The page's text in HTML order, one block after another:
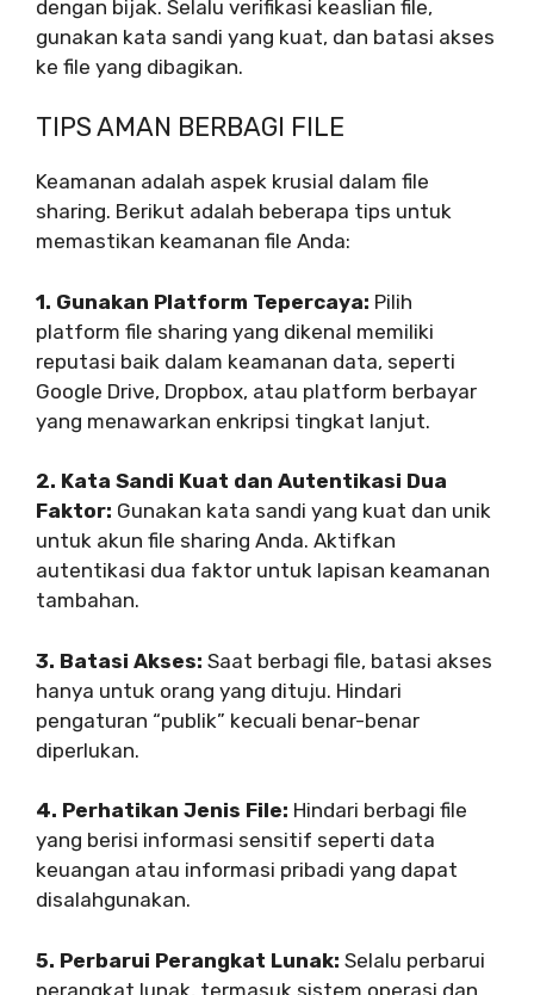
dengan bijak. Selalu verifikasi keaslian file,
gunakan kata sandi yang kuat, dan batasi akses
ke file yang dibagikan.
TIPS AMAN BERBAGI FILE
Keamanan adalah aspek krusial dalam file
sharing. Berikut adalah beberapa tips untuk
memastikan keamanan file Anda:
1. Gunakan Platform Tepercaya: Pilih
platform file sharing yang dikenal memiliki
reputasi baik dalam keamanan data, seperti
Google Drive, Dropbox, atau platform berbayar
yang menawarkan enkripsi tingkat lanjut.
2. Kata Sandi Kuat dan Autentikasi Dua
Faktor: Gunakan kata sandi yang kuat dan unik
untuk akun file sharing Anda. Aktifkan
autentikasi dua faktor untuk lapisan keamanan
tambahan.
3. Batasi Akses: Saat berbagi file, batasi akses
hanya untuk orang yang dituju. Hindari
pengaturan “publik” kecuali benar-benar
diperlukan.
4. Perhatikan Jenis File: Hindari berbagi file
yang berisi informasi sensitif seperti data
keuangan atau informasi pribadi yang dapat
disalahgunakan.
5. Perbarui Perangkat Lunak: Selalu perbarui
perangkat lunak, termasuk sistem operasi dan